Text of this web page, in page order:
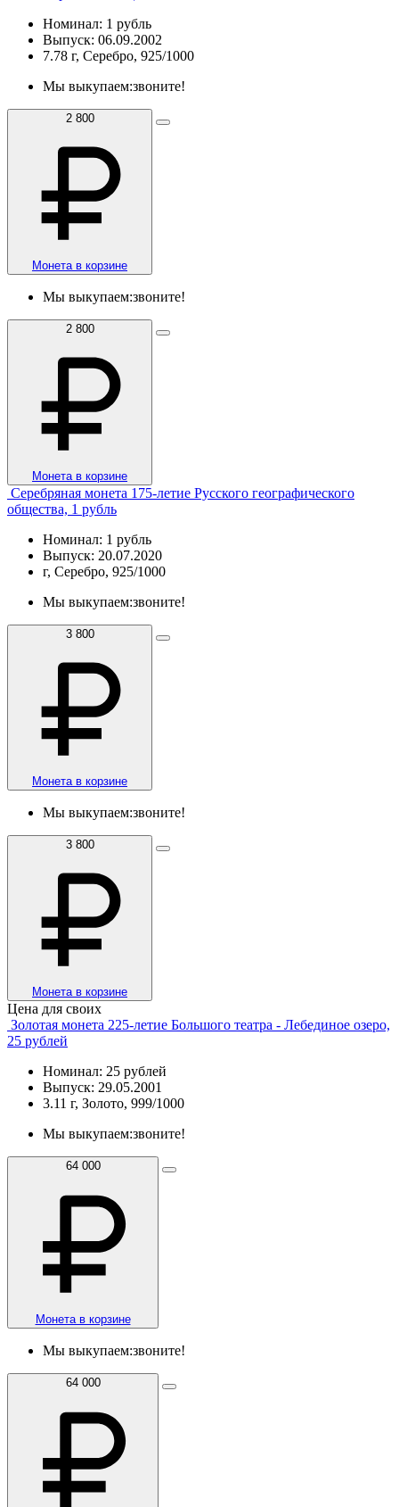
Номинал: 1 рубль
Выпуск: 06.09.2002
7.78 г, Серебро, 925/1000
Мы выкупаем:звоните!
2 800
Монета в корзине
Мы выкупаем:звоните!
2 800
Монета в корзине
Серебряная монета 175-летие Русского географического
общества, 1 рубль
Номинал: 1 рубль
Выпуск: 20.07.2020
г, Серебро, 925/1000
Мы выкупаем:звоните!
3 800
Монета в корзине
Мы выкупаем:звоните!
3 800
Монета в корзине
Цена для своих
Золотая монета 225-летие Большого театра - Лебединое озеро,
25 рублей
Номинал: 25 рублей
Выпуск: 29.05.2001
3.11 г, Золото, 999/1000
Мы выкупаем:звоните!
64 000
Монета в корзине
Мы выкупаем:звоните!
64 000